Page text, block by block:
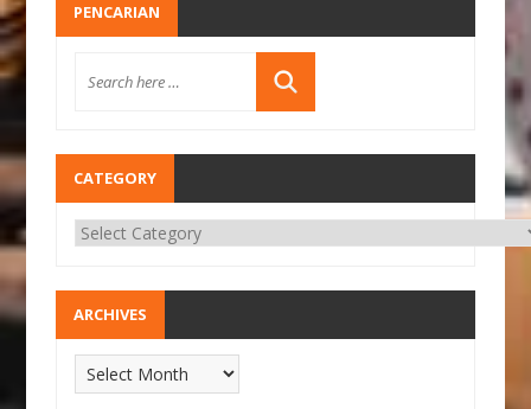
PENCARIAN
CATEGORY
ARCHIVES